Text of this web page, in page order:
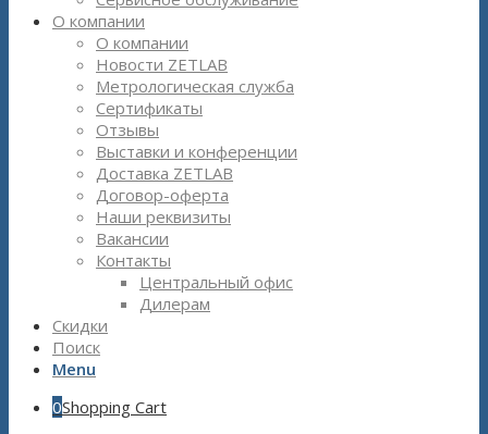
О компании
О компании
Новости ZETLAB
Метрологическая служба
Сертификаты
Отзывы
Выставки и конференции
Доставка ZETLAB
Договор-оферта
Наши реквизиты
Вакансии
Контакты
Центральный офис
Дилерам
Скидки
Поиск
Menu
0Shopping Cart